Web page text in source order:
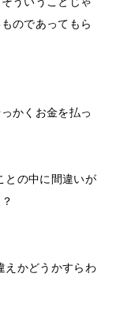
のであってもら
かくお金を払っ
との中に間違いが
えかどうかすらわ